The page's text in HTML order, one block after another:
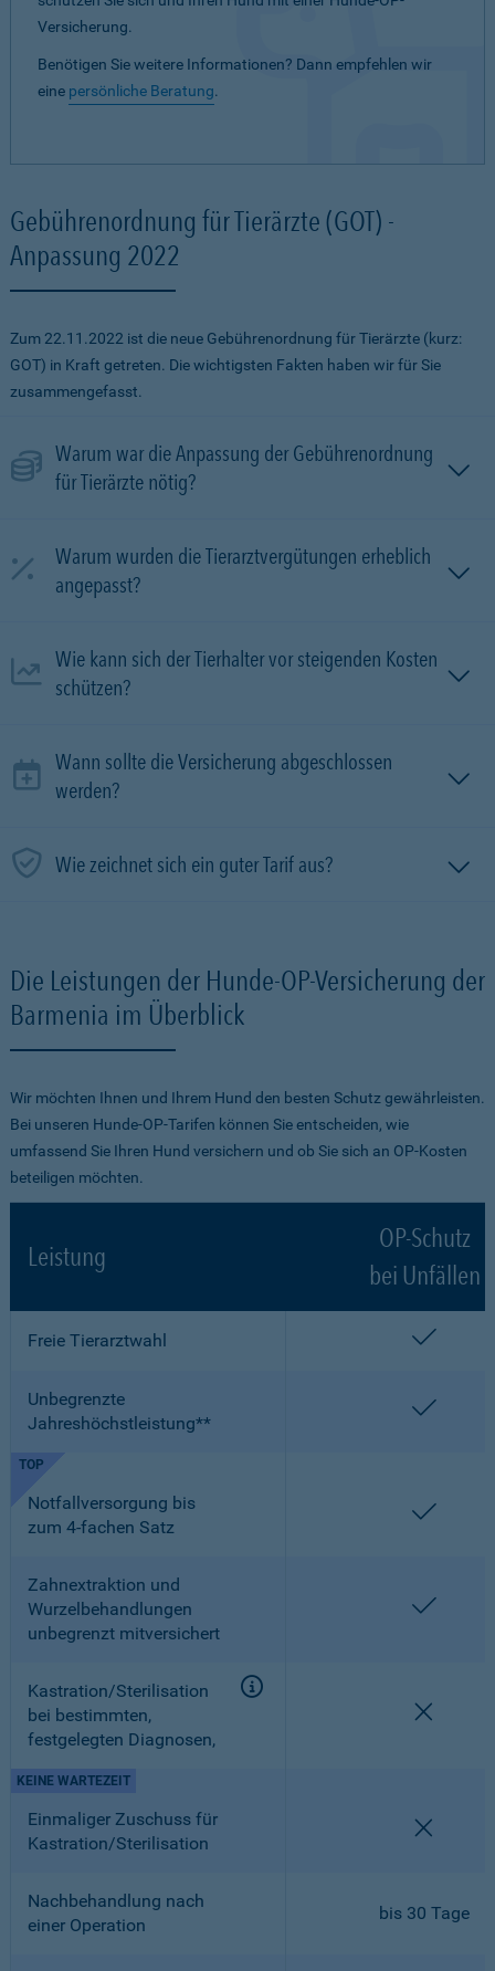
Versicherung.
Benötigen Sie weitere Informationen? Dann empfehlen wir
eine persönliche Beratung.
Gebührenordnung für Tierärzte (GOT) -
Anpassung 2022
Zum 22.11.2022 ist die neue Gebührenordnung für Tierärzte (kurz:
GOT) in Kraft getreten. Die wichtigsten Fakten haben wir für Sie
zusammengefasst.
Warum war die Anpassung der Gebührenordnung
für Tierärzte nötig?
Warum wurden die Tierarztvergütungen erheblich
angepasst?
Wie kann sich der Tierhalter vor steigenden Kosten
schützen?
Wann sollte die Versicherung abgeschlossen
werden?
Wie zeichnet sich ein guter Tarif aus?
Die Leistungen der Hunde-OP-Versicherung der
Barmenia im Überblick
Wir möchten Ihnen und Ihrem Hund den besten Schutz gewährleisten.
Bei unseren Hunde-OP-Tarifen können Sie entscheiden, wie
umfassend Sie Ihren Hund versichern und ob Sie sich an OP-Kosten
beteiligen möchten.
Leistung
OP-Schutz
bei Unfällen
Freie Tierarztwahl
Unbegrenzte
Jahreshöchstleistung**
Notfallversorgung bis
zum 4-fachen Satz
TOP
Zahnextraktion und
Wurzelbehandlungen
unbegrenzt mitversichert
Kastration/Sterilisation
bei bestimmten,
festgelegten Diagnosen,
Einmaliger Zuschuss für
Kastration/Sterilisation
KEINE WARTEZEIT
Nachbehandlung nach
einer Operation
bis 30 Tage